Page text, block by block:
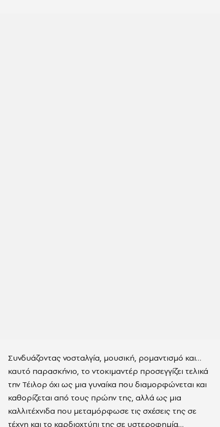
Συνδυάζοντας νοσταλγία, μουσική, ρομαντισμό και…
καυτό παρασκήνιο, το ντοκιμαντέρ προσεγγίζει τελικά
την Τέιλορ όχι ως μια γυναίκα που διαμορφώνεται και
καθορίζεται από τους πρώην της, αλλά ως μια
καλλιτέχνιδα που μεταμόρφωσε τις σχέσεις της σε
τέχνη και το καρδιοχτύπι της σε υστεροφημία…